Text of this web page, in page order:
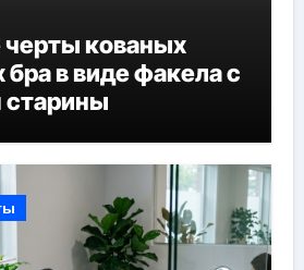
кованых
в виде факела с